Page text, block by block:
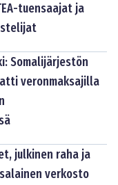
tuensaajat ja
Somalijärjestön
veronmaksajilla
julkinen raha ja
verkosto